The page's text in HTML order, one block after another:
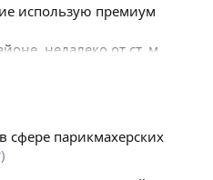
использую премиум
недалеко от ст. м.
красоты.
сфере парикмахерских